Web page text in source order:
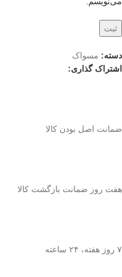
دسته: مسواک
اشتراک گذاری:
ﺿﻤﺎﻧﺖ اﺻﻞ ﺑﻮدن ﮐﺎﻟﺎ
هفت روز ضمانت بازگشت کالا
۷ روز ﻫﻔﺘﻪ، ۲۴ ﺳﺎﻋﺘﻪ